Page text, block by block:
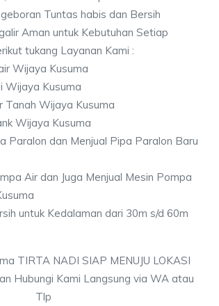
Tuntas habis dan Bersih
Aman untuk Kebutuhan Setiap
tukang Layanan Kami :
Wijaya Kusuma
Wijaya Kusuma
Tanah Wijaya Kusuma
Wijaya Kusuma
Paralon dan Menjual Pipa Paralon Baru
Air dan Juga Menjual Mesin Pompa
untuk Kedalaman dari 30m s/d 60m
TIRTA NADI SIAP MENUJU LOKASI
Hubungi Kami Langsung via WA atau
Tlp